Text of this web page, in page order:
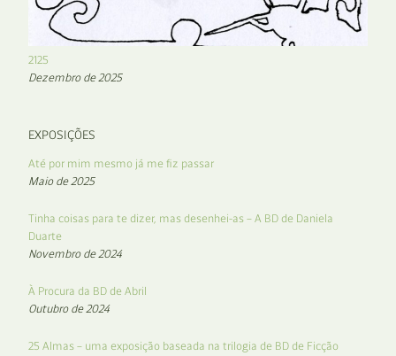
2125
Dezembro de 2025
EXPOSIÇÕES
Até por mim mesmo já me fiz passar
Maio de 2025
Tinha coisas para te dizer, mas desenhei-as – A BD de Daniela
Duarte
Novembro de 2024
À Procura da BD de Abril
Outubro de 2024
25 Almas – uma exposição baseada na trilogia de BD de Ficção